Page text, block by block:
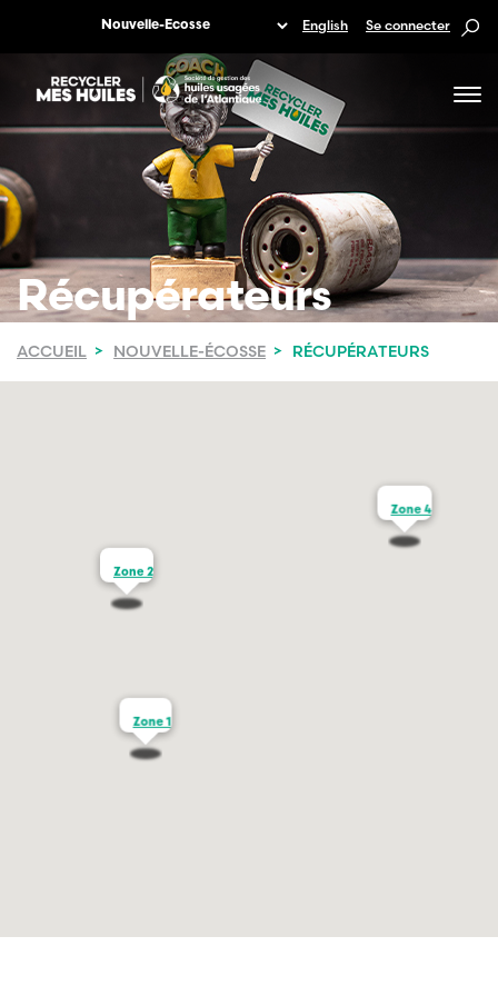
English Se connecter
Récupérateurs
ACCUEIL NOUVELLE-ÉCOSSE RÉCUPÉRATEURS
Zone 1
Zone 2
Zone 4